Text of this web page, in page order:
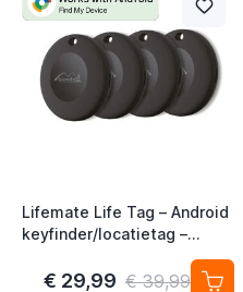
Lifemate Life Tag – Android
keyfinder/locatietag –
Android/Google Find My
Device – 4-pack
€ 29,99 € 39,99